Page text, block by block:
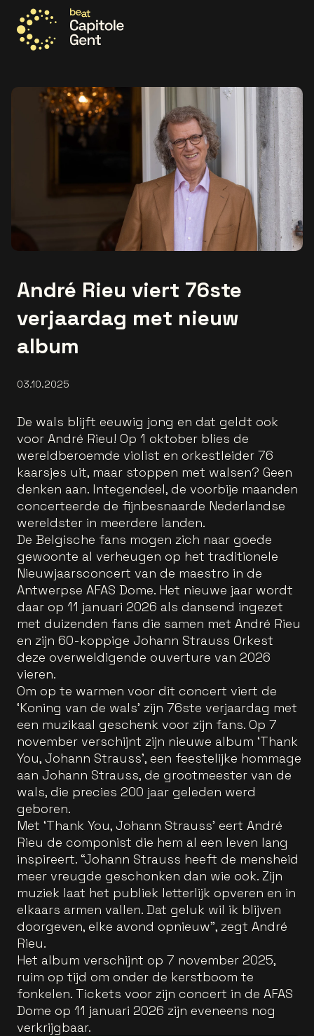
André Rieu viert 76ste
verjaardag met nieuw
album
03.10.2025
De wals blijft eeuwig jong en dat geldt ook
voor André Rieu! Op 1 oktober blies de
wereldberoemde violist en orkestleider 76
kaarsjes uit, maar stoppen met walsen? Geen
denken aan. Integendeel, de voorbije maanden
concerteerde de fijnbesnaarde Nederlandse
wereldster in meerdere landen.
De Belgische fans mogen zich naar goede
gewoonte al verheugen op het traditionele
Nieuwjaarsconcert van de maestro in de
Antwerpse AFAS Dome. Het nieuwe jaar wordt
daar op 11 januari 2026 als dansend ingezet
met duizenden fans die samen met André Rieu
en zijn 60-koppige Johann Strauss Orkest
deze overweldigende ouverture van 2026
vieren.
Om op te warmen voor dit concert viert de
‘Koning van de wals’ zijn 76ste verjaardag met
een muzikaal geschenk voor zijn fans. Op 7
november verschijnt zijn nieuwe album ‘Thank
You, Johann Strauss’, een feestelijke hommage
aan Johann Strauss, de grootmeester van de
wals, die precies 200 jaar geleden werd
geboren.
Met ‘Thank You, Johann Strauss’ eert André
Rieu de componist die hem al een leven lang
inspireert. “Johann Strauss heeft de mensheid
meer vreugde geschonken dan wie ook. Zijn
muziek laat het publiek letterlijk opveren en in
elkaars armen vallen. Dat geluk wil ik blijven
doorgeven, elke avond opnieuw”, zegt André
Rieu.
Het album verschijnt op 7 november 2025,
ruim op tijd om onder de kerstboom te
fonkelen. Tickets voor zijn concert in de AFAS
Dome op 11 januari 2026 zijn eveneens nog
verkrijgbaar.